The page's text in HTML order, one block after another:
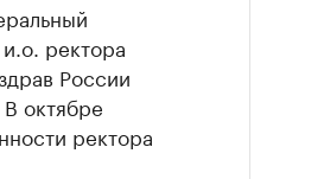
ректора
России
октябре
ректора